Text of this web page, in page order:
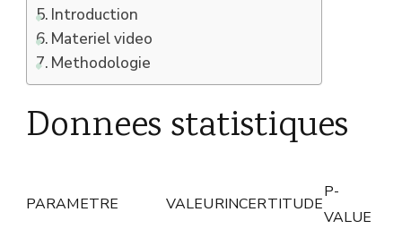
Introduction
Materiel video
Methodologie
Donnees statistiques
PARAMETRE VALEURINCERTITUDE
P-
VALUE